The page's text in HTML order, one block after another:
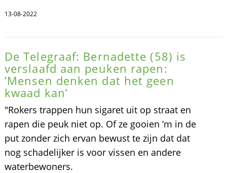
13-08-2022
De Telegraaf: Bernadette (58) is
verslaafd aan peuken rapen:
’Mensen denken dat het geen
kwaad kan’
"Rokers trappen hun sigaret uit op straat en
rapen die peuk niet op. Of ze gooien ’m in de
put zonder zich ervan bewust te zijn dat dat
nog schadelijker is voor vissen en andere
waterbewoners.